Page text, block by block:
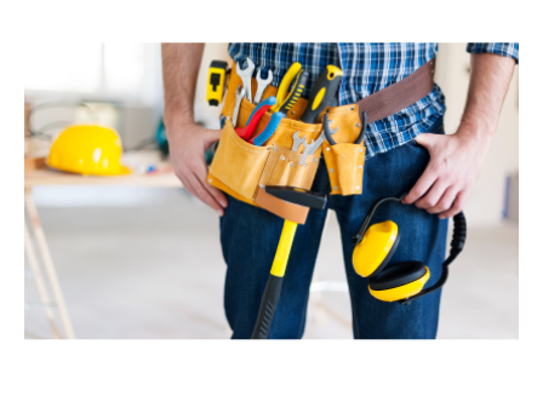
Bricoleur Multi services
Services d'entretien extérieurs et
intérieurs
Service Multi services